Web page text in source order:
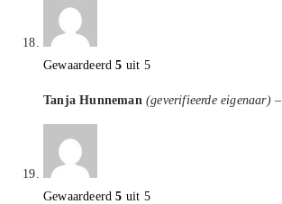
Gewaardeerd5 uit 5
Tanja Hunneman (geverifieerde eigenaar) –
Gewaardeerd5 uit 5